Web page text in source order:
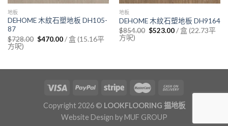
地板
DEHOME 木紋石塑地板 DH105-
87
$728.00 Original
price
$470.00Current
price
/ 盒 (15.16平
方呎)
地板
DEHOME 木紋石塑地板 DH9164
$854.00 Original
price
$523.00Current
price
/ 盒 (22.73平
方呎)
Copyright 2026 © LOOKFLOORING 揾地板
Website Design by MUF GROUP